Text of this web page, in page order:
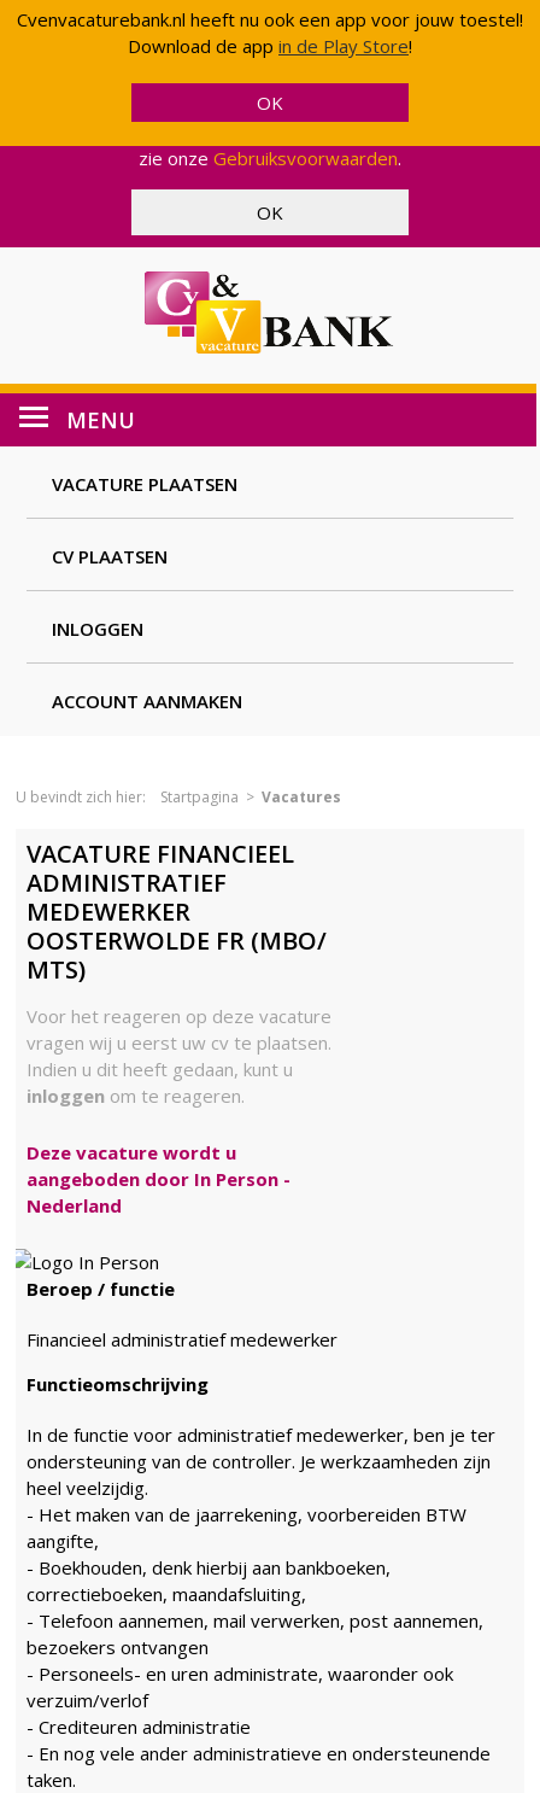
Cvenvacaturebank.nl heeft nu ook een app voor jouw toestel!
Download de app in de Play Store!
Cvenvacaturebank.nl gebruikt cookies en scripts van
Google om uw gebruik van onze website geanonimiseerd
te analyseren. Op deze manier kunnen wij functionaliteit
en effectiviteit aanpassen, zodat wij u een zo optimaal
zie onze Gebruiksvoorwaarden.
MENU
VACATURE PLAATSEN
CV PLAATSEN
INLOGGEN
ACCOUNT AANMAKEN
U bevindt zich hier: Startpagina >Vacatures
VACATURE FINANCIEEL
ADMINISTRATIEF
MEDEWERKER
OOSTERWOLDE FR (MBO/
MTS)
Voor het reageren op deze vacature
vragen wij u eerst uw cv te plaatsen.
Indien u dit heeft gedaan, kunt u
inloggen om te reageren.
Deze vacature wordt u
aangeboden door In Person -
Nederland
Beroep / functie
Financieel administratief medewerker
Functieomschrijving
In de functie voor administratief medewerker, ben je ter
ondersteuning van de controller. Je werkzaamheden zijn
heel veelzijdig.
- Het maken van de jaarrekening, voorbereiden BTW
aangifte,
- Boekhouden, denk hierbij aan bankboeken,
correctieboeken, maandafsluiting,
- Telefoon aannemen, mail verwerken, post aannemen,
bezoekers ontvangen
- Personeels- en uren administrate, waaronder ook
verzuim/verlof
- Crediteuren administratie
- En nog vele ander administratieve en ondersteunende
taken.